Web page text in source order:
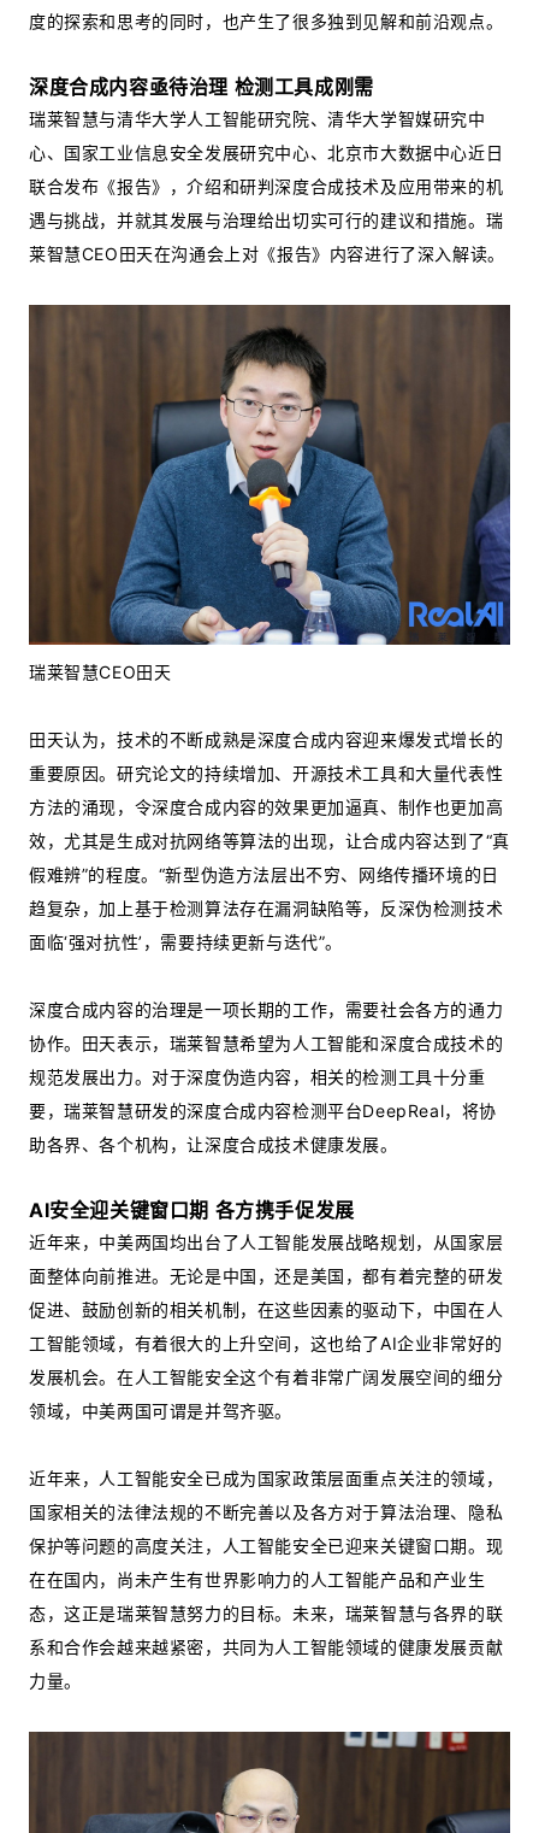
度的探索和思考的同时，也产生了很多独到见解和前沿观点。
深度合成内容亟待治理 检测工具成刚需
瑞莱智慧与清华大学人工智能研究院、清华大学智媒研究中
心、国家工业信息安全发展研究中心、北京市大数据中心近日
联合发布《报告》，介绍和研判深度合成技术及应用带来的机
遇与挑战，并就其发展与治理给出切实可行的建议和措施。瑞
莱智慧CEO田天在沟通会上对《报告》内容进行了深入解读。
瑞莱智慧CEO田天
田天认为，技术的不断成熟是深度合成内容迎来爆发式增长的
重要原因。研究论文的持续增加、开源技术工具和大量代表性
方法的涌现，令深度合成内容的效果更加逼真、制作也更加高
效，尤其是生成对抗网络等算法的出现，让合成内容达到了“真
假难辨”的程度。“新型伪造方法层出不穷、网络传播环境的日
趋复杂，加上基于检测算法存在漏洞缺陷等，反深伪检测技术
面临‘强对抗性’，需要持续更新与迭代”。
深度合成内容的治理是一项长期的工作，需要社会各方的通力
协作。田天表示，瑞莱智慧希望为人工智能和深度合成技术的
规范发展出力。对于深度伪造内容，相关的检测工具十分重
要，瑞莱智慧研发的深度合成内容检测平台DeepReal，将协
助各界、各个机构，让深度合成技术健康发展。
AI安全迎关键窗口期 各方携手促发展
近年来，中美两国均出台了人工智能发展战略规划，从国家层
面整体向前推进。无论是中国，还是美国，都有着完整的研发
促进、鼓励创新的相关机制，在这些因素的驱动下，中国在人
工智能领域，有着很大的上升空间，这也给了AI企业非常好的
发展机会。在人工智能安全这个有着非常广阔发展空间的细分
领域，中美两国可谓是并驾齐驱。
近年来，人工智能安全已成为国家政策层面重点关注的领域，
国家相关的法律法规的不断完善以及各方对于算法治理、隐私
保护等问题的高度关注，人工智能安全已迎来关键窗口期。现
在在国内，尚未产生有世界影响力的人工智能产品和产业生
态，这正是瑞莱智慧努力的目标。未来，瑞莱智慧与各界的联
系和合作会越来越紧密，共同为人工智能领域的健康发展贡献
力量。